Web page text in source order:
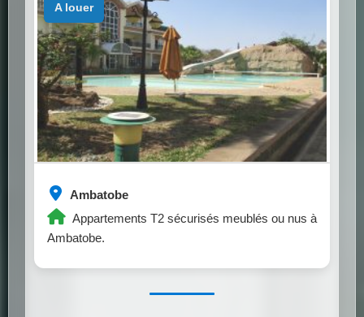
Ambatobe
Appartements T2 sécurisés meublés ou nus à
Ambatobe.
a louer